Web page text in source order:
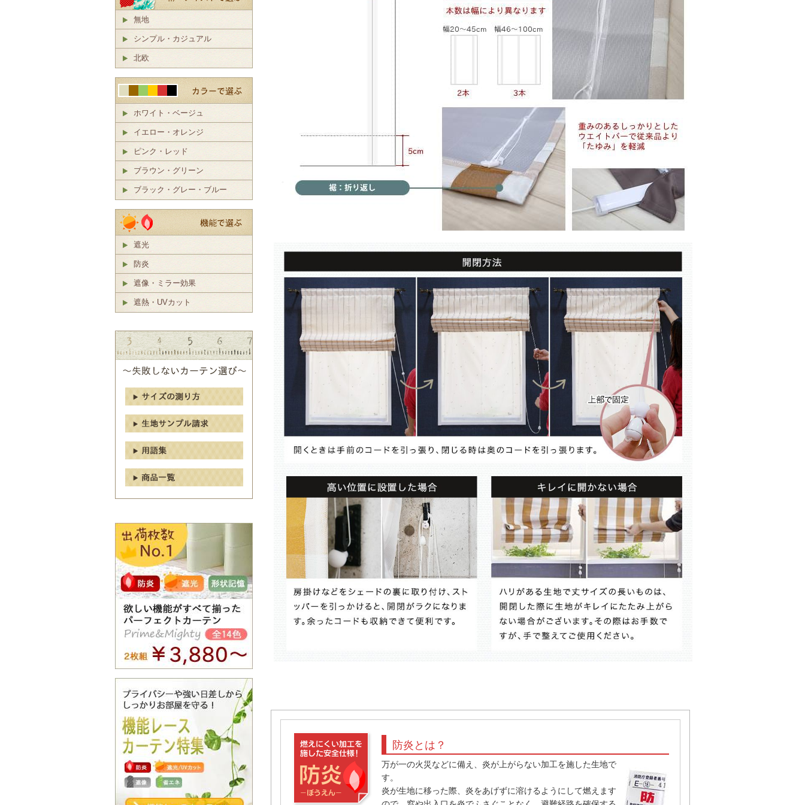
防炎とは？
万が一の火災などに備え、炎が上がらない加工を施した生地で
す。
炎が生地に移った際、炎をあげずに溶けるようにして燃えます
無地
シンプル・カジュアル
北欧
ホワイト・ベージュ
イエロー・オレンジ
ピンク・レッド
ブラウン・グリーン
ブラック・グレー・ブルー
遮光
防炎
遮像・ミラー効果
遮熱・UVカット